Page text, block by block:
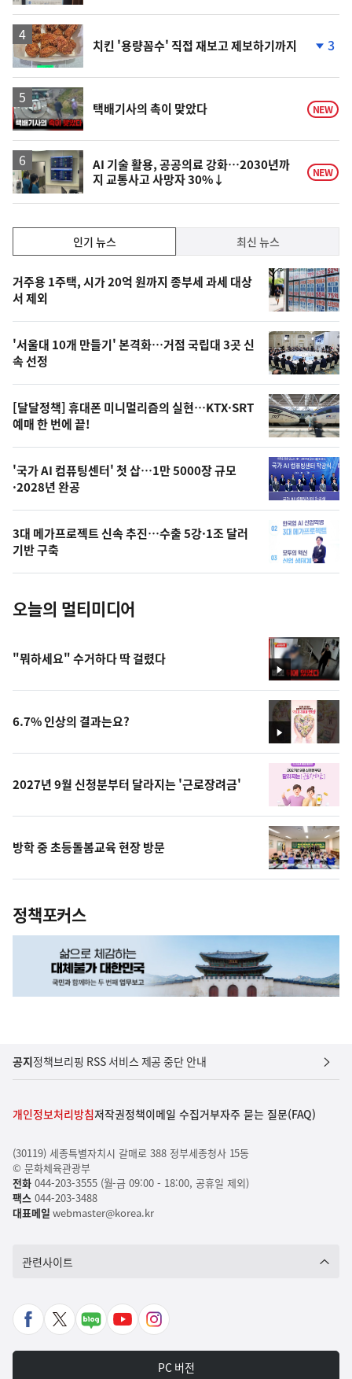
치킨 '용량꼼수' 직접 재보고 제보하기까지
락
3
영
상
택배기사의 촉이 맞았다 NEW
AI 기술 활용, 공공의료 강화…2030년까
지 교통사고 사망자 30%↓
NEW
기,
최
신,
오
늘
의
영
상
오
늘
사
진
인기 뉴스 최신 뉴스
기
뉴
스
거주용 1주택, 시가 20억 원까지 종부세 과세 대상
서 제외
'서울대 10개 만들기' 본격화…거점 국립대 3곳 신
속 선정
[달달정책] 휴대폰 미니멀리즘의 실현…KTX·SRT
예매 한 번에 끝!
'국가 AI 컴퓨팅센터' 첫 삽…1만 5000장 규모
·2028년 완공
3대 메가프로젝트 신속 추진…수출 5강·1조 달러
기반 구축
오늘의 멀티미디어
영
상
"뭐하세요" 수거하다 딱 걸렸다
영
상
6.7% 인상의 결과는요?
2027년 9월 신청분부터 달라지는 '근로장려금'
방학 중 초등돌봄교육 현장 방문
정책포커스
공지정책브리핑 RSS 서비스 제공 중단 안내
개인정보처리방침저작권정책이메일 수집거부자주 묻는 질문(FAQ)
(30119) 세종특별자치시 갈매로 388 정부세종청사 15동
© 문화체육관광부
전화044-203-3555 (월-금 09:00 - 18:00, 공휴일 제외)
팩스044-203-3488
대표메일 webmaster@korea.kr
관련사이트
페
X
네
유
인
타
PC 버전